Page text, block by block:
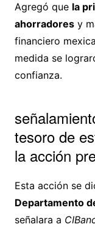
Agregó que la
ahorradoresy
financiero
medida se
confianza.
tesoro de
la acción
Esta acción se
Departamento
señalara a